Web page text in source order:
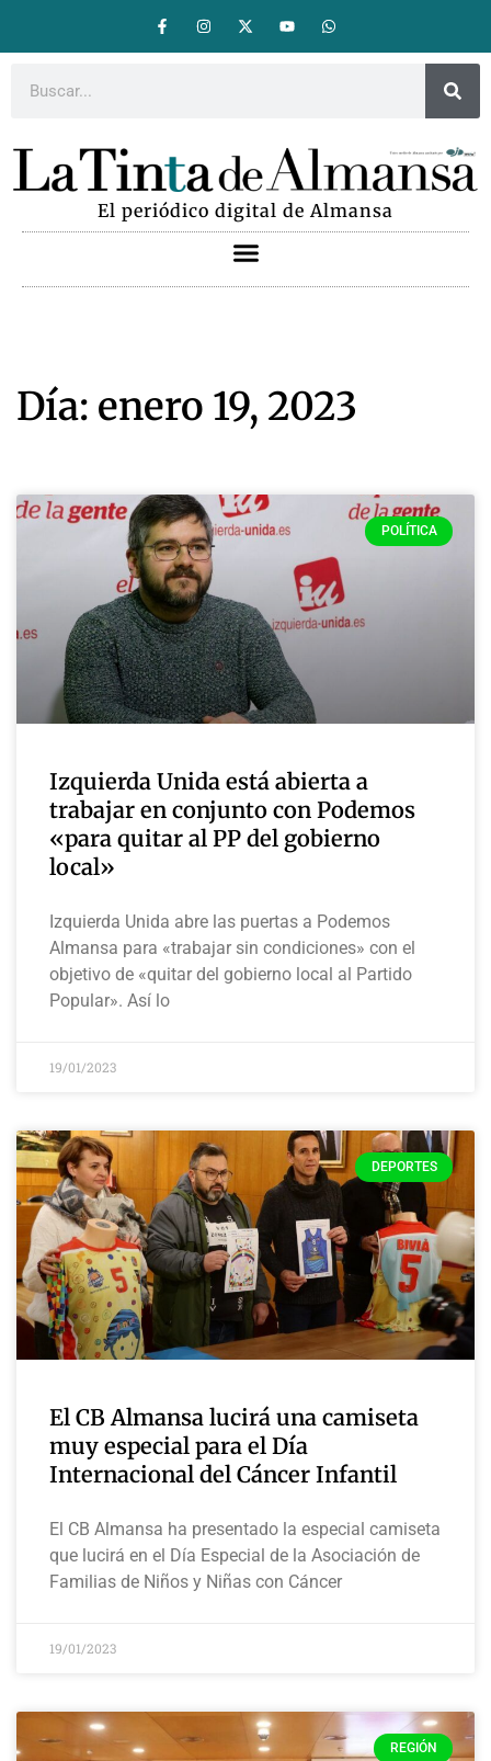
El periódico digital de Almansa
Día: enero 19, 2023
POLÍTICA
Izquierda Unida está abierta a
trabajar en conjunto con Podemos
«para quitar al PP del gobierno
local»
Izquierda Unida abre las puertas a Podemos
Almansa para «trabajar sin condiciones» con el
objetivo de «quitar del gobierno local al Partido
Popular». Así lo
19/01/2023
DEPORTES
El CB Almansa lucirá una camiseta
muy especial para el Día
Internacional del Cáncer Infantil
El CB Almansa ha presentado la especial camiseta
que lucirá en el Día Especial de la Asociación de
Familias de Niños y Niñas con Cáncer
19/01/2023
REGIÓN